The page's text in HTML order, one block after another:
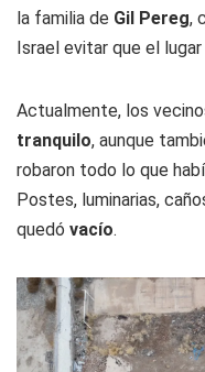
la familia de Gil Pereg,
Israel evitar que el lugar
Actualmente, los
tranquilo, aunque
robaron todo lo que
Postes, luminarias,
quedó vacío.